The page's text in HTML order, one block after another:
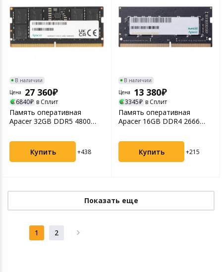
В наличии
Цена
27 360
6840 в Сплит
Память оперативная
Apacer 32GB DDR5 4800
Купить +438
В наличии
Цена
13 380
3345 в Сплит
Память оперативная
Apacer 16GB DDR4 2666
Купить +215
Показать еще
1 2